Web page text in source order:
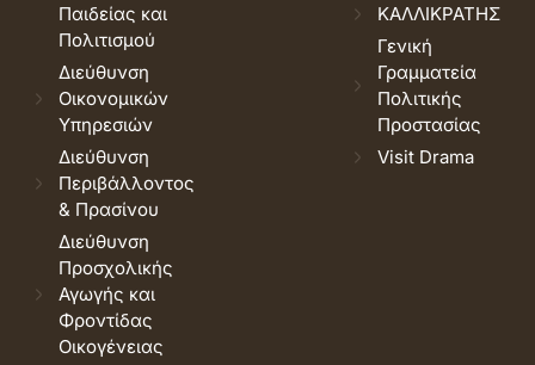
Παιδείας και
Πολιτισμού
Διεύθυνση
Οικονομικών
Υπηρεσιών
Διεύθυνση
Περιβάλλοντος
& Πρασίνου
Διεύθυνση
Προσχολικής
Αγωγής και
Φροντίδας
Οικογένειας
ΚΑΛΛΙΚΡΑΤΗΣ
Γενική
Γραμματεία
Πολιτικής
Προστασίας
Visit Drama